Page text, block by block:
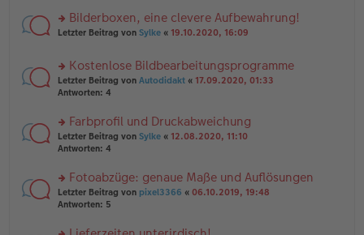
tr
a
e
n
ei
tr
a
n
g
es
e
n
er
ei
tr
a
rs
u
n
g
es
e
n
er
ei
tr
a
Bilderboxen, eine clevere Aufbewahrung!
Letzter Beitrag von Sylke « 19.10.2020, 16:09
rs
te
n
g
el
e
n
er
Kostenlose Bildbearbeitungsprogramme
Letzter Beitrag von Autodidakt « 17.09.2020, 01:33
Antworten: 4
rs
te
n
g
el
Farbprofil und Druckabweichung
Letzter Beitrag von Sylke « 12.08.2020, 11:10
Antworten: 4
rs
te
Fotoabzüge: genaue Maße und Auflösungen
Letzter Beitrag von pixel3366 « 06.10.2019, 19:48
Antworten: 5